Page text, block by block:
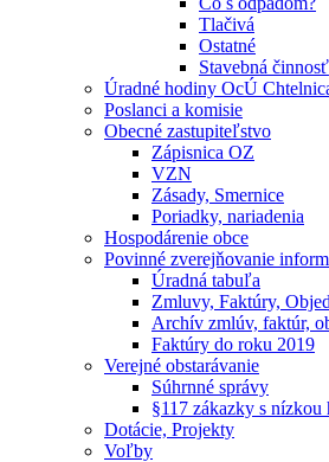
Tlačivá
Ostatné
Stavebná činnosť
Úradné hodiny OcÚ
Poslanci a komisie
Obecné zastupiteľstvo
Zápisnica OZ
VZN
Zásady, Smernice
Poriadky, nariadenia
Hospodárenie obce
Povinné zverejňovanie
Úradná tabuľa
Zmluvy, Faktúry,
Archív zmlúv, faktúr,
Faktúry do roku 2019
Verejné obstarávanie
Súhrnné správy
§117 zákazky s nízkou
Dotácie, Projekty
Voľby